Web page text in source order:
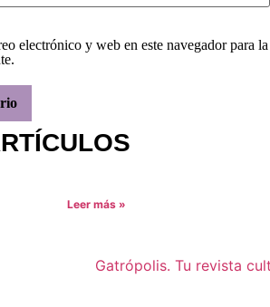
electrónico y web en este navegador para la
Leer más »